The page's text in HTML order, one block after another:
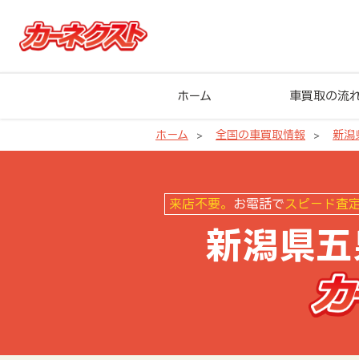
ホーム 車買取の流
ホーム 全国の車買取情報 新潟
来店不要。 お電話で スピード査
新潟県